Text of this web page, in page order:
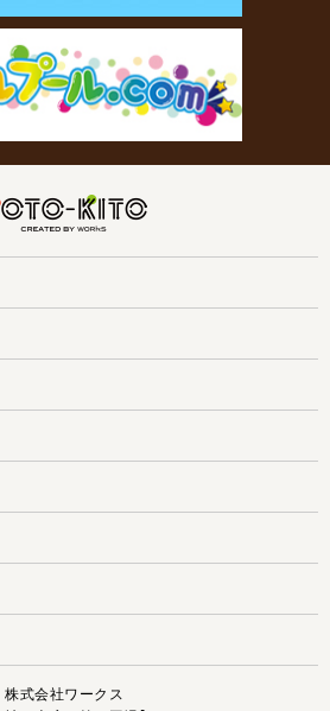
株式会社ワークス